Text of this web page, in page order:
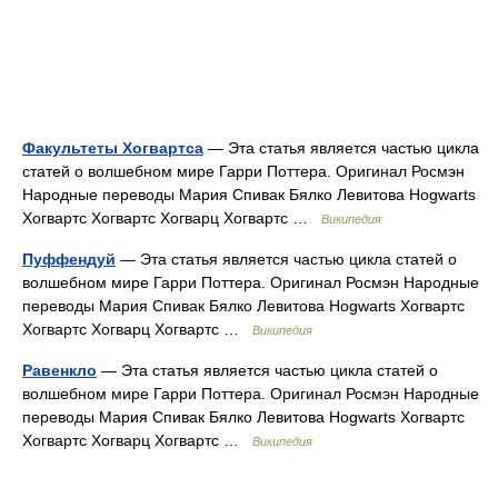
Факультеты Хогвартса — Эта статья является частью цикла
статей о волшебном мире Гарри Поттера. Оригинал Росмэн
Народные переводы Мария Спивак Бялко Левитова Hogwarts
Хогвартс Хогвартс Хогварц Хогвартс …
Википедия
Пуффендуй — Эта статья является частью цикла статей о
волшебном мире Гарри Поттера. Оригинал Росмэн Народные
переводы Мария Спивак Бялко Левитова Hogwarts Хогвартс
Хогвартс Хогварц Хогвартс …
Википедия
Равенкло — Эта статья является частью цикла статей о
волшебном мире Гарри Поттера. Оригинал Росмэн Народные
переводы Мария Спивак Бялко Левитова Hogwarts Хогвартс
Хогвартс Хогварц Хогвартс …
Википедия